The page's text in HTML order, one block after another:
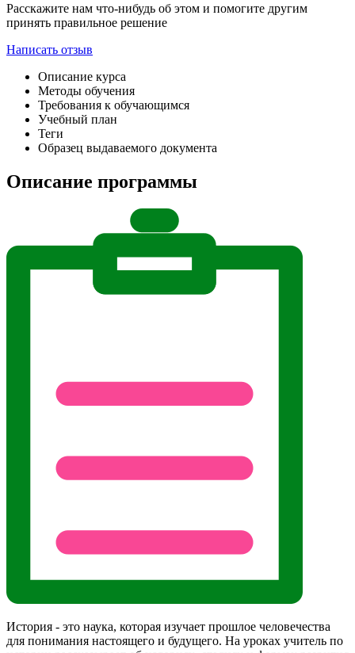
Расскажите нам что-нибудь об этом и помогите другим
принять правильное решение
Написать отзыв
Описание курса
Методы обучения
Требования к обучающимся
Учебный план
Теги
Образец выдаваемого документа
Описание программы
История - это наука, которая изучает прошлое человечества
для понимания настоящего и будущего. На уроках учитель по